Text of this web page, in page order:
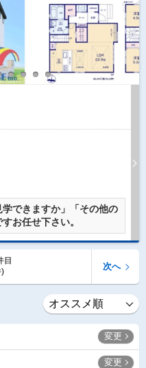
学できますか」「その他の
お任せ下さい。
目
)
次へ
変更
変更